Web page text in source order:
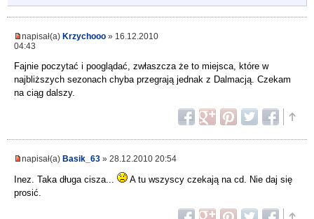
napisał(a) Krzychooo » 16.12.2010
04:43
Fajnie poczytać i pooglądać, zwłaszcza że to miejsca, które w
najbliższych sezonach chyba przegrają jednak z Dalmacją. Czekam
na ciąg dalszy.
napisał(a) Basik_63 » 28.12.2010 20:54
Inez. Taka długa cisza...
A tu wszyscy czekają na cd. Nie daj się
prosić.